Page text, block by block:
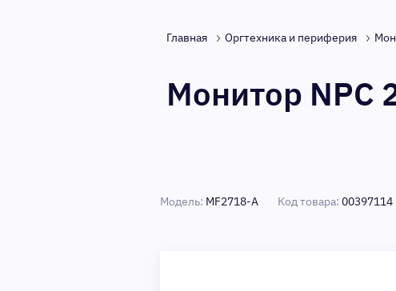
Главная Оргтехника и периферия
Монитор NPC
Модель: MF2718-A Код товара: 00397114